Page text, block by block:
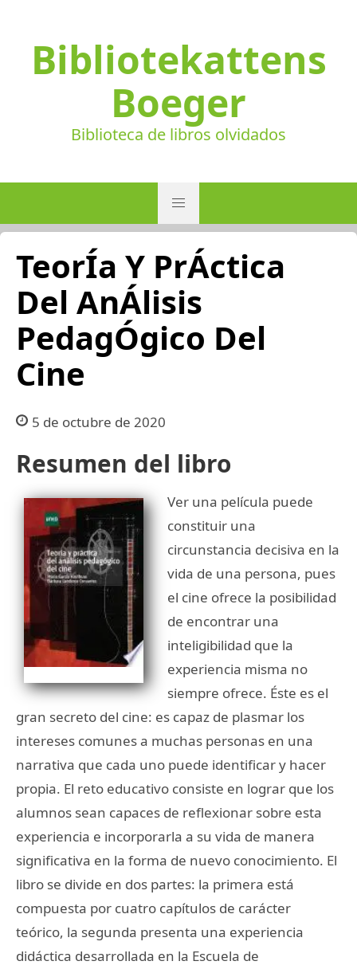
Bibliotekattens
Boeger
Biblioteca de libros olvidados
TeorÍa Y PrÁctica
Del AnÁlisis
PedagÓgico Del
Cine
5 de octubre de 2020
Resumen del libro
Ver una película puede
constituir una
circunstancia decisiva en la
vida de una persona, pues
el cine ofrece la posibilidad
de encontrar una
inteligibilidad que la
experiencia misma no
siempre ofrece. Éste es el
gran secreto del cine: es capaz de plasmar los
intereses comunes a muchas personas en una
narrativa que cada uno puede identificar y hacer
propia. El reto educativo consiste en lograr que los
alumnos sean capaces de reflexionar sobre esta
experiencia e incorporarla a su vida de manera
significativa en la forma de nuevo conocimiento. El
libro se divide en dos partes: la primera está
compuesta por cuatro capítulos de carácter
teórico, la segunda presenta una experiencia
didáctica desarrollada en la Escuela de